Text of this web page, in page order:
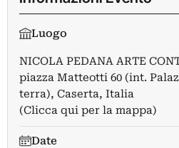
Luogo
NICOLA PEDANA ARTE
piazza Matteotti 60 (int.
terra), Caserta, Italia
(Clicca qui per la mappa)
Date